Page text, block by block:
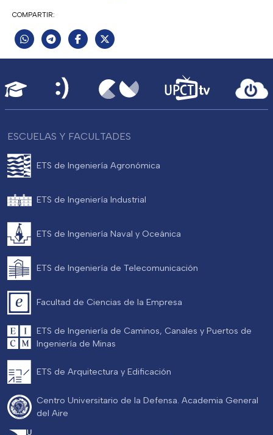
COMPARTIR:
ESCUELAS Y FACULTADES
ETS de Ingeniería Agronómica
ETS de Ingeniería Industrial
ETS de Ingeniería Naval y Oceánica
ETS de Ingeniería de Telecomunicación
Facultad de Ciencias de la Empresa
ETS de Ingeniería de Caminos, Canales y Puertos de
Ingeniería de Minas
ETS de Arquitectura y Edificación
Centro Universitario de la Defensa. Academia General
del Aire